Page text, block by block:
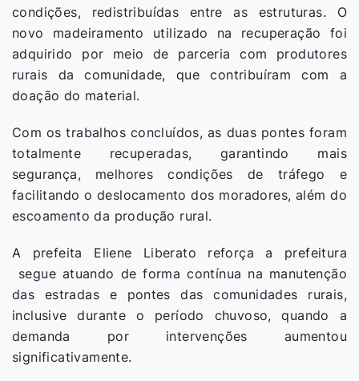
condições, redistribuídas entre as estruturas. O
novo madeiramento utilizado na recuperação foi
adquirido por meio de parceria com produtores
rurais da comunidade, que contribuíram com a
doação do material.
Com os trabalhos concluídos, as duas pontes foram
totalmente recuperadas, garantindo mais
segurança, melhores condições de tráfego e
facilitando o deslocamento dos moradores, além do
escoamento da produção rural.
A prefeita Eliene Liberato reforça a prefeitura
segue atuando de forma contínua na manutenção
das estradas e pontes das comunidades rurais,
inclusive durante o período chuvoso, quando a
demanda por intervenções aumentou
significativamente.